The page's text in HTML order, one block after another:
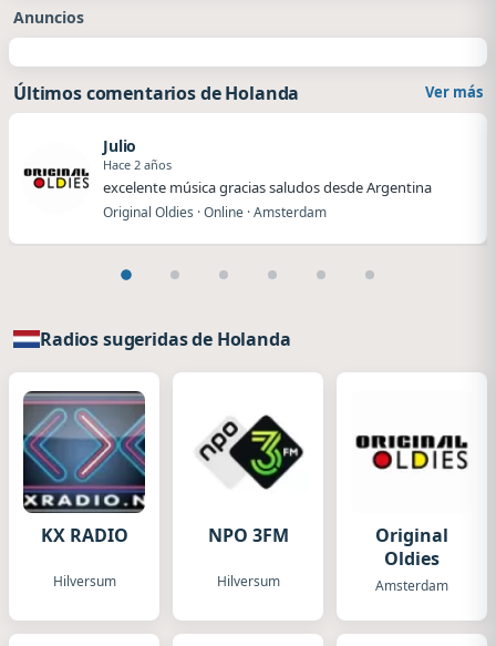
Anuncios
Últimos comentarios de Holanda Ver más
Julio
Hace 2 años
excelente música gracias saludos desde Argentina
Original Oldies · Online · Amsterdam
Radios sugeridas de Holanda
KX RADIO
Hilversum
NPO 3FM
Hilversum
Original
Oldies
Amsterdam